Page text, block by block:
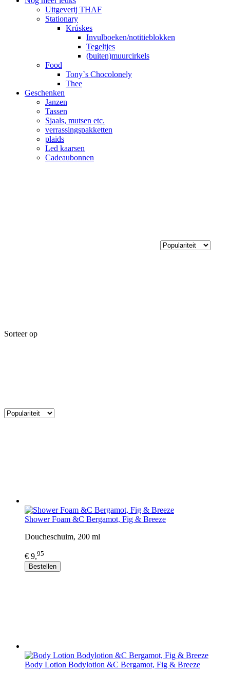
Uitgeverij THAF
Stationary
Krúskes
Invulboeken/notitieblokken
Tegeltjes
(buiten)muurcirkels
Food
Tony`s Chocolonely
Thee
Geschenken
Janzen
Tassen
Sjaals, mutsen etc.
verrassingspakketten
plaids
Led kaarsen
Cadeaubonnen
Sorteer op
Shower Foam &C Bergamot, Fig & Breeze
Doucheschuim, 200 ml
€ 9,95
Bestellen
Body Lotion Bodylotion &C Bergamot, Fig & Breeze